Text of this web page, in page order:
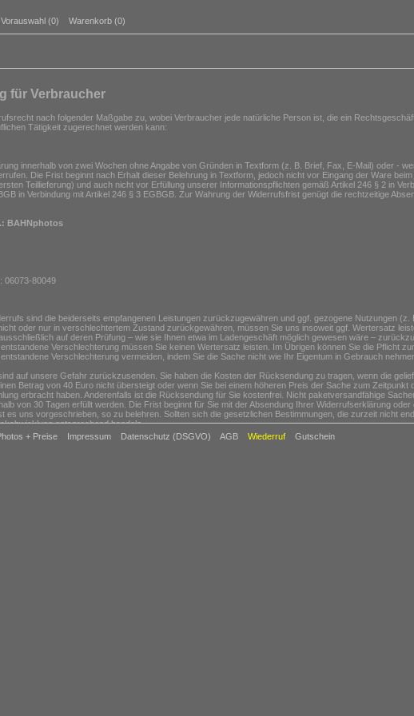
Vorauswahl (0) Warenkorb (0)
+ Preise Impressum Datenschutz (DSGVO) AGB Wiederruf Gutschein
für Verbraucher
nach folgender Maßgabe zu, wobei Verbraucher jede natürliche Person ist, die ein
Tätigkeit zugerechnet werden kann:
innerhalb von zwei Wochen ohne Angabe von Gründen in Textform (z. B. Brief, Fax, E-Mail) oder -
Die Frist beginnt nach Erhalt dieser Belehrung in Textform, jedoch nicht vor Eingang der Ware
Teillieferung) und auch nicht vor Erfüllung unserer Informationspflichten gemäß Artikel 246 § 2 in
in Verbindung mit Artikel 246 § 3 EGBGB. Zur Wahrung der Widerrufsfrist genügt die rechtzeitige
BAHNphotos
06073-80049
sind die beiderseits empfangenen Leistungen zurückzugewähren und ggf. gezogene Nutzungen
oder nur in verschlechtertem Zustand zurückgewähren, müssen Sie uns insoweit ggf. Wertersatz
auf deren Prüfung – wie sie Ihnen etwa im Ladengeschäft möglich gewesen wäre –
Verschlechterung müssen Sie keinen Wertersatz leisten. Im Übrigen können Sie die Pflicht
Verschlechterung vermeiden, indem Sie die Sache nicht wie Ihr Eigentum in Gebrauch
auf unsere Gefahr zurückzusenden. Sie haben die Kosten der Rücksendung zu tragen, wenn die
Betrag von 40 Euro nicht übersteigt oder wenn Sie bei einem höheren Preis der Sache zum
erbracht haben. Anderenfalls ist die Rücksendung für Sie kostenfrei. Nicht paketversandfähige
von 30 Tagen erfüllt werden. Die Frist beginnt für Sie mit der Absendung Ihrer Widerrufserklärung
es uns vorgeschrieben, so zu belehren. Sollten sich die gesetzlichen Bestimmungen, die zurzeit nicht
entsprechend handeln.